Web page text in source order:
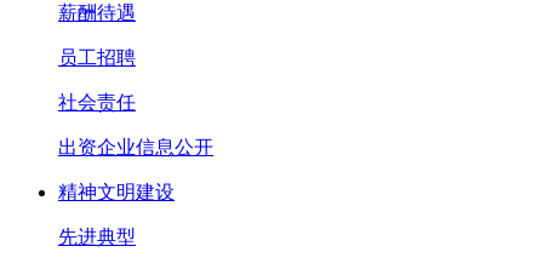
薪酬待遇
员工招聘
社会责任
出资企业信息公开
精神文明建设
先进典型